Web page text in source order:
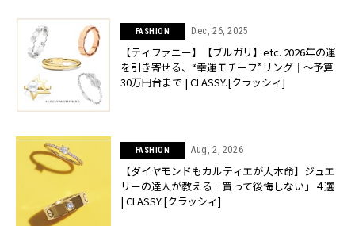
FASHION Dec, 26, 2025
【ティファニー】【ブルガリ】etc. 2026年の運
を引き寄せる、“幸運モチーフ”リング｜〜予算
30万円台まで | CLASSY.[クラッシィ]
FASHION Aug, 2, 2026
【ダイヤモンドもカルティエが大本命】ジュエ
リーの達人が教える「買って後悔しない」４選
| CLASSY.[クラッシィ]